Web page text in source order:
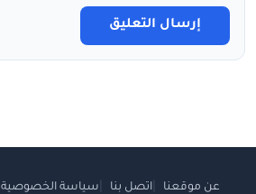
إرسال التعليق
عن موقعنا اتصل بنا سياسة الخصوصية